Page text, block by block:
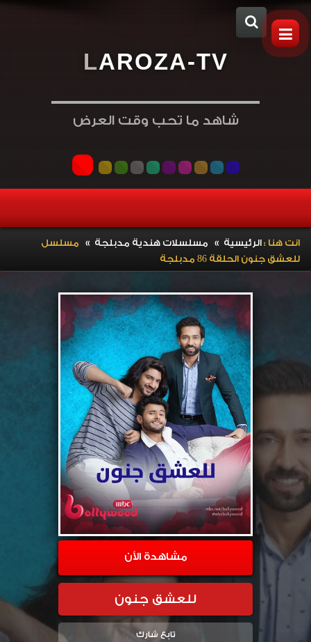
LAROZA-TV
شاهد ما تحب وقت العرض
انت هنا :الرئيسية » مسلسلات هندية مدبلجة » مسلسل
للعشق جنون الحلقة 86 مدبلجة
مشاهدة الأن
للعشق جنون
تابع شارك